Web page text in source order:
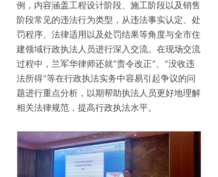
例，内容涵盖工程设计阶段、施工阶段以及销售
阶段常见的违法行为类型，从违法事实认定、处
罚程序、法律适用以及处罚结果等角度与全市住
建领域行政执法人员进行深入交流。在现场交流
过程中，兰军华律师还就“责令改正”、“没收违
法所得”等在行政执法实务中容易引起争议的问
题进行重点分析，以期帮助执法人员更好地理解
相关法律规范，提高行政执法水平。